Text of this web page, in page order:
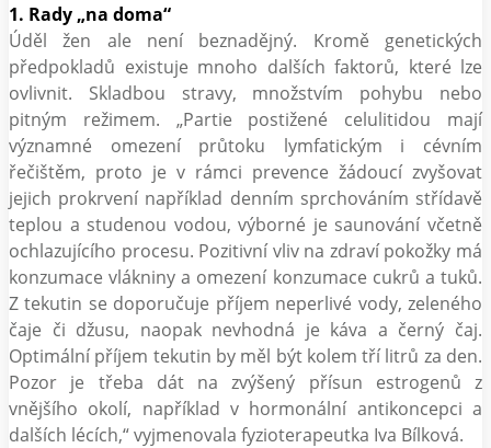
1. Rady „na doma“
Úděl žen ale není beznadějný. Kromě genetických
předpokladů existuje mnoho dalších faktorů, které lze
ovlivnit. Skladbou stravy, množstvím pohybu nebo
pitným režimem. „Partie postižené celulitidou mají
významné omezení průtoku lymfatickým i cévním
řečištěm, proto je v rámci prevence žádoucí zvyšovat
jejich prokrvení například denním sprchováním střídavě
teplou a studenou vodou, výborné je saunování včetně
ochlazujícího procesu. Pozitivní vliv na zdraví pokožky má
konzumace vlákniny a omezení konzumace cukrů a tuků.
Z tekutin se doporučuje příjem neperlivé vody, zeleného
čaje či džusu, naopak nevhodná je káva a černý čaj.
Optimální příjem tekutin by měl být kolem tří litrů za den.
Pozor je třeba dát na zvýšený přísun estrogenů z
vnějšího okolí, například v hormonální antikoncepci a
dalších lécích,“ vyjmenovala fyzioterapeutka Iva Bílková.